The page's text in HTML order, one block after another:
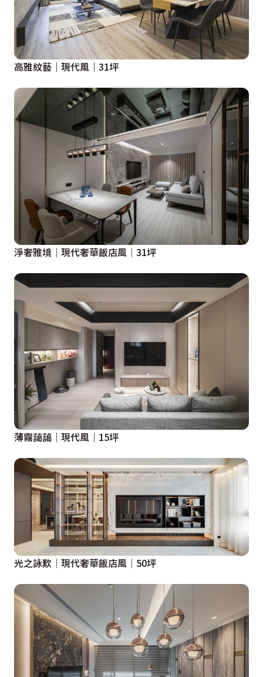
高雅紋藝｜現代風｜31坪
淨奢雅境│現代奢華飯店風│31坪
薄霧藹藹｜現代風｜15坪
光之詠歎│現代奢華飯店風│50坪